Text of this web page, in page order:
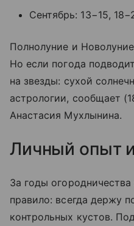
Сентябрь: 13−15,
Полнолуние и
Но если погода
на звезды: сухой
астрологии, сообщает
Анастасия Мухлынина.
Личный опыт
За годы
правило: всегда держу
контрольных кустов.